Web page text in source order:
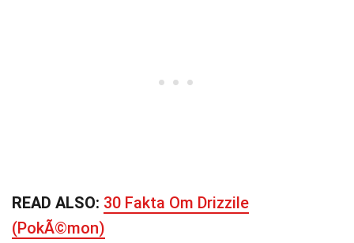
READ ALSO: 30 Fakta Om Drizzile
(PokÃ©mon)